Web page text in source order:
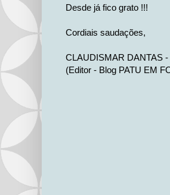
Desde já fico grato !!!
Cordiais saudações,
CLAUDISMAR DANTAS -
(Editor - Blog PATU EM